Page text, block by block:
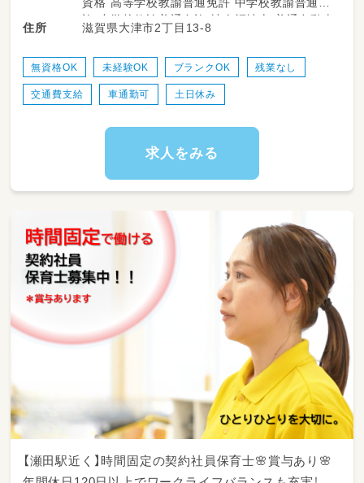
子どものお話相手になったり、
外で一緒に鬼ごっこしたり、
慣れてきたら、食事やトイレのサポートをしま
す。
児童と一緒に行動する時間が多く
一人ひとりと密に関われます☆
１から業務をしっかりお伝えしますので
許 小学校教諭普通免許 社会福祉士 普通自動車
運転免許
住所 滋賀県大津市2丁目13-8
無資格OK 未経験OK ブランクOK 残業なし
交通費支給 車通勤可 土日休み
求人をみる
【瀬田駅近く】時間固定の契約社員保育士🌸賞与あり🌸